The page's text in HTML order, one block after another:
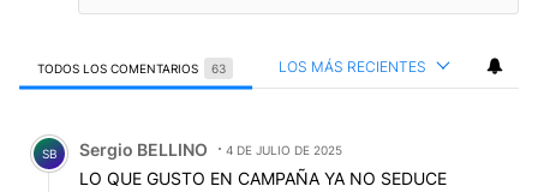
TODOS LOS COMENTARIOS 63 LOS MÁS RECIENTES
Comentario de Sergio BELLINO.
SB Sergio BELLINO 4 DE JULIO DE 2025
LO QUE GUSTO EN CAMPAÑA YA NO SEDUCE